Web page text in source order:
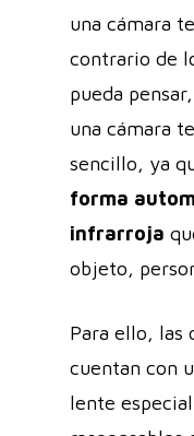
una cámara
contrario de
pueda
una cámara
sencillo, ya
forma
infrarroja
objeto,
Para ello, las
cuentan con
lente